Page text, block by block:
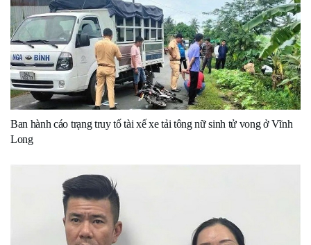
Ban hành cáo trạng truy tố tài xế xe tải tông nữ sinh tử vong ở Vĩnh
Long